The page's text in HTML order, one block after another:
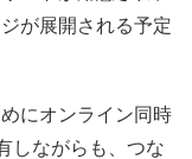
が展開される予定
にオンライン同時
しながらも、つな